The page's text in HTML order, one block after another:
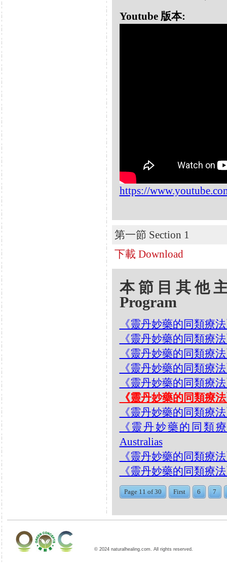
Youtube 版本:
https://
第一節 Section 1
下載 Download
本節目其他
Program
《靈丹妙藥的同類療
《靈丹妙藥的同類療
《靈丹妙藥的同類療
《靈丹妙藥的同類療
《靈丹妙藥的同類療
《靈丹妙藥的同類療
《靈丹妙藥的同類療
《靈丹妙藥的同類
Australias
《靈丹妙藥的同類療
《靈丹妙藥的同類療
Page 11 of 30 First 6 7
© 2024 naturalhealing.com. All rights reserved.